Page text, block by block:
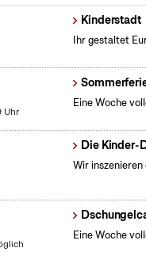
Kinderstadt
Ihr gestaltet
Uhr
Eine Woche
Die Kinder-
Wir
Eine Woche